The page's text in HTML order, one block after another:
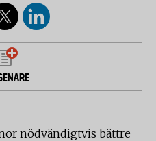
nödvändigtvis bättre